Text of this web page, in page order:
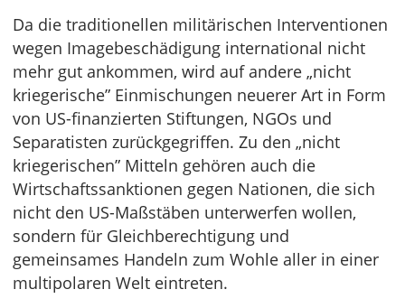
Da die traditionellen militärischen Interventionen
wegen Imagebeschädigung international nicht
mehr gut ankommen, wird auf andere „nicht
kriegerische” Einmischungen neuerer Art in Form
von US-finanzierten Stiftungen, NGOs und
Separatisten zurückgegriffen. Zu den „nicht
kriegerischen” Mitteln gehören auch die
Wirtschaftssanktionen gegen Nationen, die sich
nicht den US-Maßstäben unterwerfen wollen,
sondern für Gleichberechtigung und
gemeinsames Handeln zum Wohle aller in einer
multipolaren Welt eintreten.